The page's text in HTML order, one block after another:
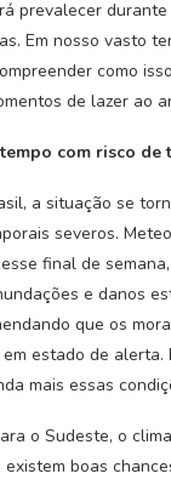
prevalecer
Em nosso vasto
como
de lazer ao
com risco de
a situação se
severos.
final de
e danos
que os
estado de
mais essas
o Sudeste, o
existem boas